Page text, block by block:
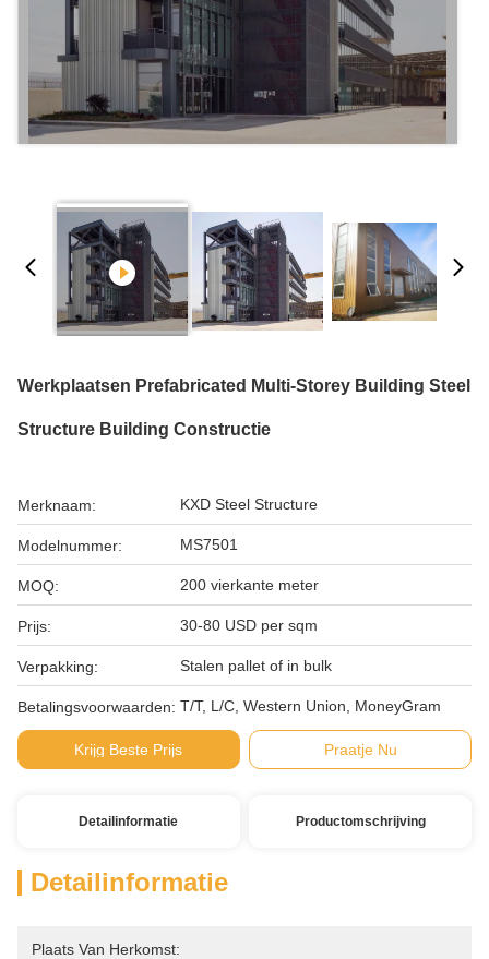
Werkplaatsen Prefabricated Multi-Storey Building Steel
Structure Building Constructie
Merknaam: KXD Steel Structure
Modelnummer: MS7501
MOQ: 200 vierkante meter
Prijs: 30-80 USD per sqm
Verpakking: Stalen pallet of in bulk
Betalingsvoorwaarden: T/T, L/C, Western Union, MoneyGram
Krijg Beste Prijs Praatje Nu
Detailinformatie Productomschrijving
Detailinformatie
Plaats Van Herkomst: